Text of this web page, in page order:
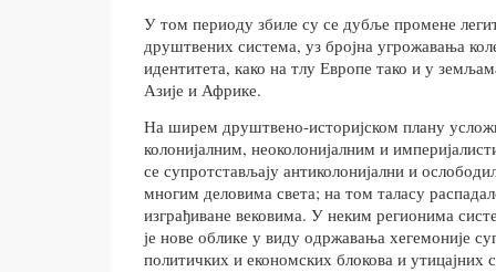
У том периоду збиле су се дубље промене
друштвених система, уз бројна угрожавања
идентитета, како на тлу Европе тако и у
Азије и Африке.
На ширем друштвено-историјском плану
колонијалним, неоколонијалним и
се супротстављају антиколонијални и
многим деловима света; на том таласу
изграђиване вековима. У неким регионима
је нове облике у виду одржавања хегемоније
политичких и економских блокова и утицајних